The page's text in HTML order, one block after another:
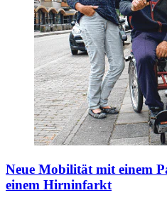
Neue Mobilität mit einem
einem Hirninfarkt